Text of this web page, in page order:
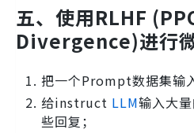
五、使用RLHF
Divergence)进行
把一个Prompt数据集输
给instruct LLM输入大
些回复；